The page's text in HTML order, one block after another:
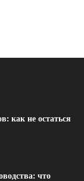
как не остаться
что